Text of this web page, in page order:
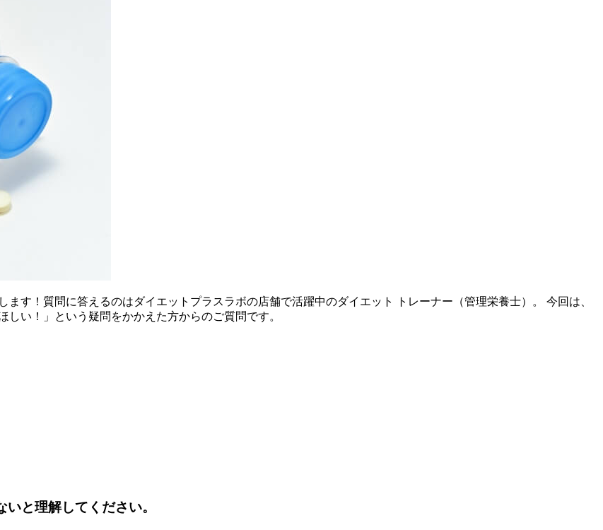
す！質問に答えるのはダイエットプラスラボの店舗で活躍中のダイエット トレーナー（管理栄養士）。 今回は、
い ！」という疑問をかかえた方からのご質問です。
と理解してください。